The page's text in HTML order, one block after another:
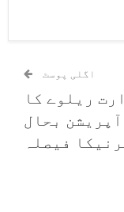
ہو گیا
سطحپر
اگلی پوسٹ
ریلوے کا
بحال
فیصلہ